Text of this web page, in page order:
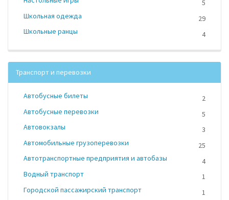
5
Школьная одежда
29
Школьные ранцы
4
Транспорт и перевозки
Автобусные билеты
2
Автобусные перевозки
5
Автовокзалы
3
Автомобильные грузоперевозки
25
Автотранспортные предприятия и автобазы
4
Водный транспорт
1
Городской пассажирский транспорт
1